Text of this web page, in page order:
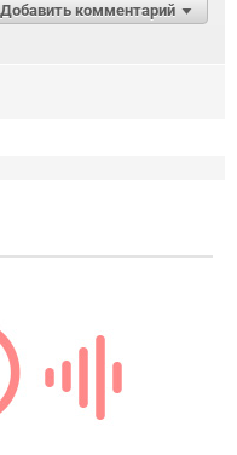
Добавить комментарий